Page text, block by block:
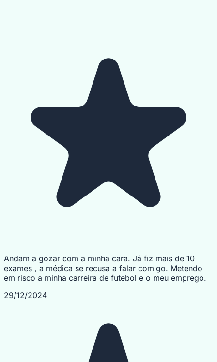
Andam a gozar com a minha cara. Já fiz mais de 10
exames , a médica se recusa a falar comigo. Metendo
em risco a minha carreira de futebol e o meu emprego.
29/12/2024